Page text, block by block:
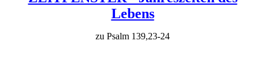
Lebens
zu Psalm 139,23-24